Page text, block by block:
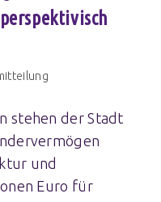
stehen der Stadt
und
Euro für